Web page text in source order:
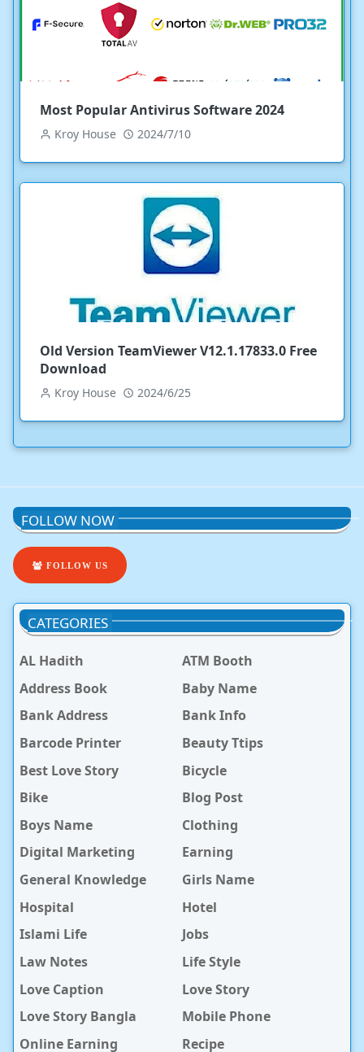
Most Popular Antivirus Software 2024
Kroy House 2024/7/10
Old Version TeamViewer V12.1.17833.0 Free
Download
Kroy House 2024/6/25
FOLLOW NOW
FOLLOW US
CATEGORIES
AL Hadith
ATM Booth
Address Book
Baby Name
Bank Address
Bank Info
Barcode Printer
Beauty Ttips
Best Love Story
Bicycle
Bike
Blog Post
Boys Name
Clothing
Digital Marketing
Earning
General Knowledge
Girls Name
Hospital
Hotel
Islami Life
Jobs
Law Notes
Life Style
Love Caption
Love Story
Love Story Bangla
Mobile Phone
Online Earning
Recipe